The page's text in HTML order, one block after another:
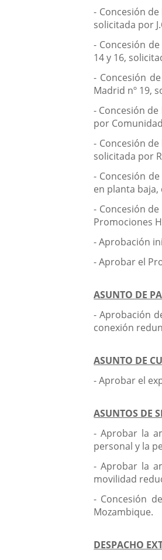
- Concesión
solicitada por
- Concesión
14 y 16,
- Concesión
Madrid nº 19,
- Concesión
por
- Concesión
solicitada por
- Concesión
en planta baja,
- Concesión
Promociones
- Aprobación
- Aprobar el
ASUNTO DE
- Aprobación
conexión
ASUNTO DE
- Aprobar el
ASUNTOS DE
- Aprobar la
personal y la
- Aprobar la
movilidad
- Concesión
Mozambique.
DESPACHO